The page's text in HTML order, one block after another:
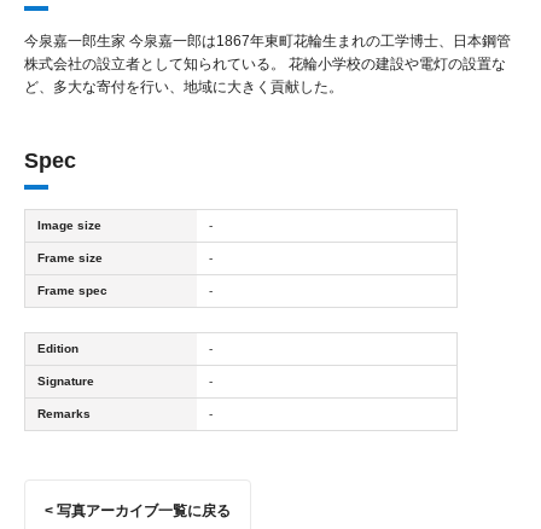
今泉嘉一郎生家 今泉嘉一郎は1867年東町花輪生まれの工学博士、日本鋼管
株式会社の設立者として知られている。 花輪小学校の建設や電灯の設置な
ど、多大な寄付を行い、地域に大きく貢献した。
Spec
Image size -
Frame size -
Frame spec -
Edition -
Signature -
Remarks -
< 写真アーカイブ一覧に戻る